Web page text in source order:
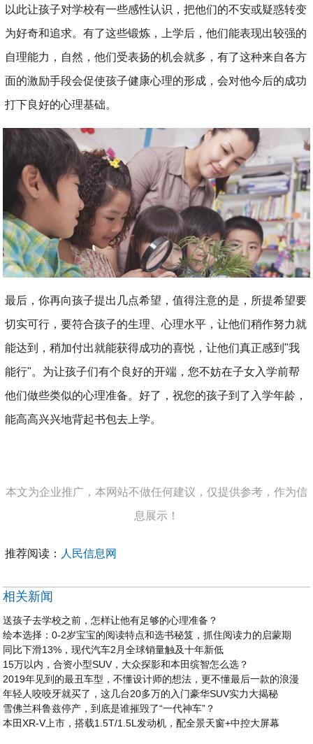
以此让孩子对学校有一些感性认识，把他们的不安或疑惑转变
为好奇和追求。有了这些锻炼，上学后，他们能表现出较强的
自理能力，自然，他们受表扬的机会就多，有了这种来自各方
面的激励手段会促使孩子健康心理的形成，会对他今后的成功
打下良好的心理基础。
最后，你再向孩子提出几点希望，值得注意的是，所提希望要
切实可行，要符合孩子的生理、心理水平，让他们稍作努力就
能达到，稍加付出就能获得成功的喜悦，让他们真正感到"我
能行"。为让孩子们有个良好的开端，您不妨在子女入学前帮
他们做些类似的心理准备。好了，祝您的孩子到了入学年龄，
能高高兴兴地背起书包去上学。
本文为企业推广，本网站不做任何建议，仅提供参考，作为信
息展示！
推荐阅读： 人民信息网
相关新闻
送孩子去学校之前，怎样让他有足够的心理准备？
绘本选择：0-2岁宝宝的阅读特点和选书秘笈，抓住阅读力的启蒙期
同比下滑13%，现代汽车2月全球销量触及十年新低
15万以内，合资小型SUV，大众探影和本田缤智怎么选？
2019年见到的最丑车型，不懂设计师的想法，更不懂最后一款的浪漫
年轻人咬咬牙就买了，这几台20多万的入门豪华SUV实力大揭秘
雪佛兰科鲁兹停产，到底是谁摧毁了“一代神车”？
本田XR-V上市，搭载1.5T/1.5L发动机，配全景天窗+中控大屏幕